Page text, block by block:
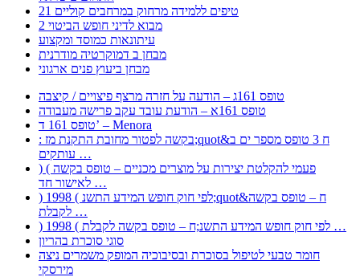
21 טיפים ללמידה מרחוק במרחבים קוליים
מבוא לדיני חופש הביטוי 2
עיתונאות כמוסד ומקצוע
מבחן ב דמוקרטיה מודרנית
מבחן ביעוץ פנים ארגוני
טופס 161ג – הודעה על חזרה מרצף פיצויים / קיצבה
טופס 161א – הודעת עובד עקב פרישה מעבודה
טופס 161 ד’ – Menora
: בקשה לפטור מחובת התקנת מז;quot&ח 3 טופס מספר ים ב
עותקים …
) ( פעמי להקלטת יצירות על מוצרים מכניים – טופס בקשה
לאישור חד …
) 1998 ( לפי חוק חופש המידע התשנ;quot&ח – טופס בקשה
לקבלת …
) 1998 ( לפי חוק חופש המידע התשנ;ח – טופס בקשה לקבלת …
סוגי סוכרת בהריון
חומר טבעי לטיפול בסוכרת ובסיבוכיה המופק משמרים ניצה
מירסקי